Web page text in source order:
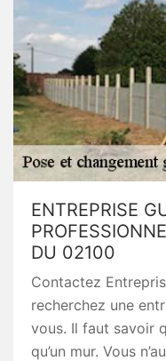
ENTREPRISE
DU 02100
Contactez
recherchez une
vous. Il faut savoir
qu’un mur. Vous